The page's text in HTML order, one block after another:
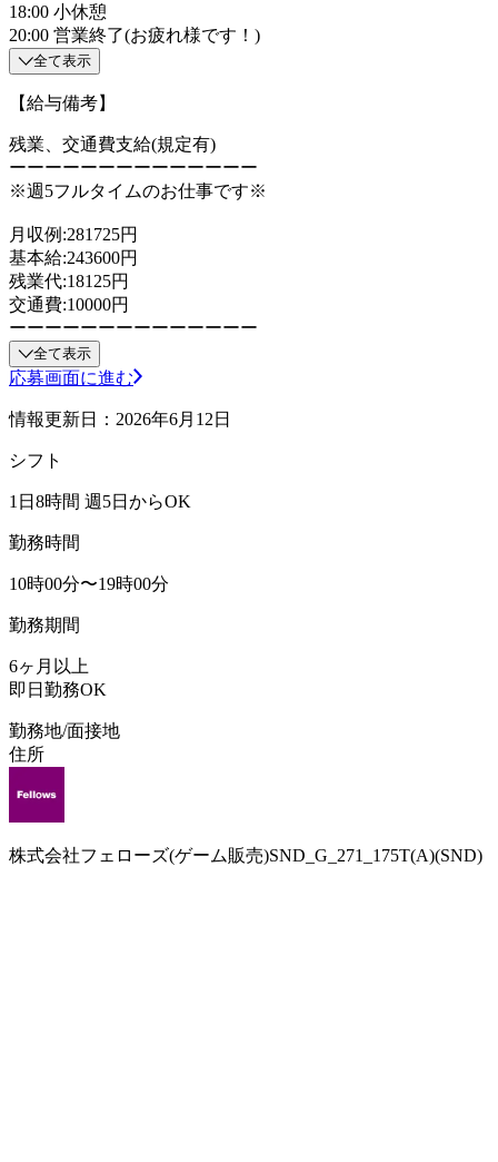
18:00 小休憩
20:00 営業終了(お疲れ様です！)
全て表示
【給与備考】
残業、交通費支給(規定有)
ーーーーーーーーーーーーーー
※週5フルタイムのお仕事です※
月収例:281725円
基本給:243600円
残業代:18125円
交通費:10000円
ーーーーーーーーーーーーーー
全て表示
応募画面に進む
情報更新日：2026年6月12日
シフト
1日8時間 週5日からOK
勤務時間
10時00分〜19時00分
勤務期間
6ヶ月以上
即日勤務OK
勤務地/面接地
住所
株式会社フェローズ(ゲーム販売)SND_G_271_175T(A)(SND)